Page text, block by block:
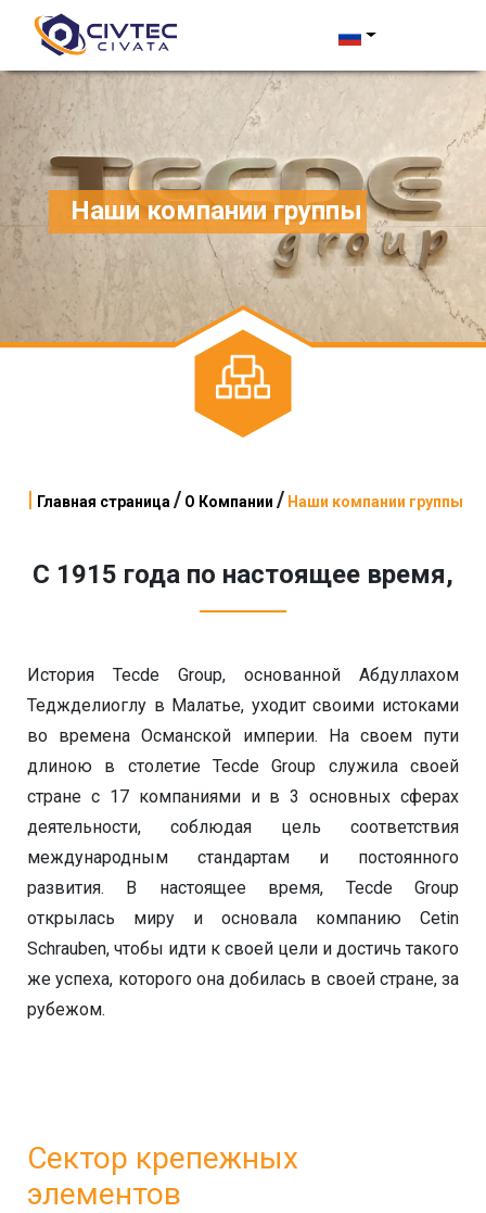
Наши компании группы
| Главная страница / О Компании / Наши компании группы
С 1915 года по настоящее время,
История Tecde Group, основанной Абдуллахом
Теджделиоглу в Малатье, уходит своими истоками
во времена Османской империи. На своем пути
длиною в столетие Tecde Group служила своей
стране с 17 компаниями и в 3 основных сферах
деятельности, соблюдая цель соответствия
международным стандартам и постоянного
развития. В настоящее время, Tecde Group
открылась миру и основала компанию Cetin
Schrauben, чтобы идти к своей цели и достичь такого
же успеха, которого она добилась в своей стране, за
рубежом.
Сектор крепежных
элементов